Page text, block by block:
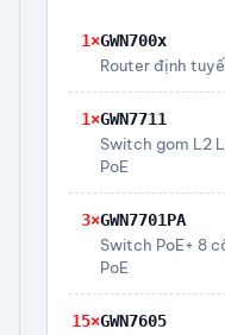
1×GWN700x
Router định
1×GWN7711
Switch gom L2
PoE
3×GWN7701PA
Switch PoE+ 8
PoE
15×GWN7605